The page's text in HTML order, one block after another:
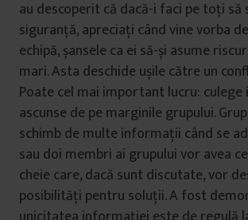
au descoperit că dacă-i faci pe toți să
siguranță, apreciați când vine vorba
echipă, șansele ca ei să-și asume
mari. Asta deschide ușile către un
Poate cel mai important lucru:
ascunse de pe marginile grupului.
schimb de multe informații când se
sau doi membri ai grupului vor avea
cheie care, dacă sunt discutate, vor
posibilități pentru soluții. A fost